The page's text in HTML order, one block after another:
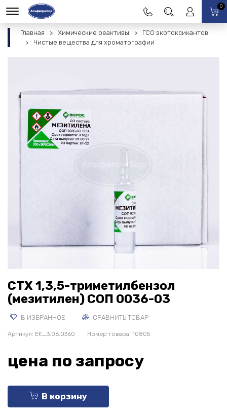
0
Главная Химические реактивы
ГСО экотоксикантов
Чистые вещества для хроматографии
СТХ 1,3,5-триметилбензол
(мезитилен) СОП 0036-03
В ИЗБРАННОЕ СРАВНИТЬ ТОВАР
Артикул: EK_3.06.0360 Номер товара: 10805
цена по запросу
В корзину